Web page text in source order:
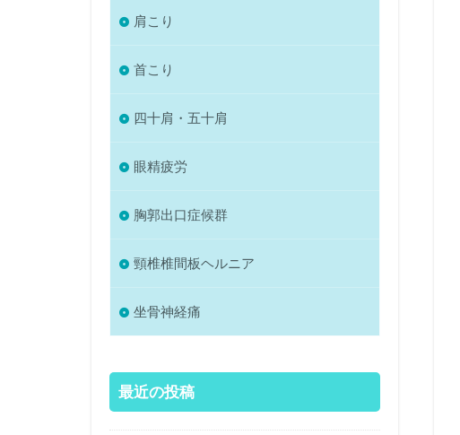
肩こり
首こり
四十肩・五十肩
眼精疲労
胸郭出口症候群
頸椎椎間板ヘルニア
坐骨神経痛
最近の投稿